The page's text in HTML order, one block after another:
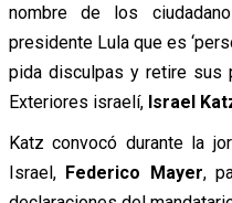
nombre de los
presidente Lula que es
pida disculpas y retire sus
Exteriores israelí, Israel
Katz convocó durante la
Israel, Federico Mayer,